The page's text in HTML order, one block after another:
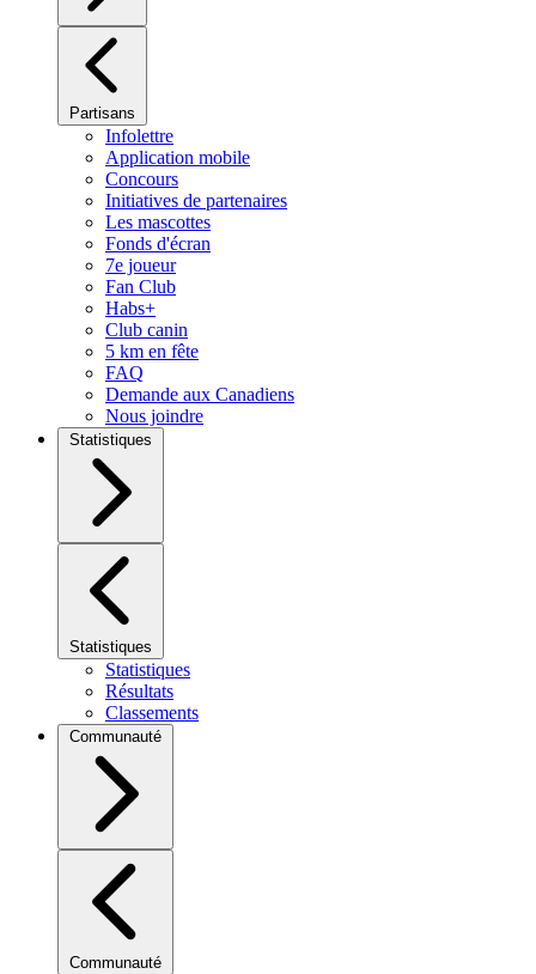
Partisans
Infolettre
Application mobile
Concours
Initiatives de partenaires
Les mascottes
Fonds d'écran
7e joueur
Fan Club
Habs+
Club canin
5 km en fête
FAQ
Demande aux Canadiens
Nous joindre
Statistiques
Statistiques
Statistiques
Résultats
Classements
Communauté
Communauté